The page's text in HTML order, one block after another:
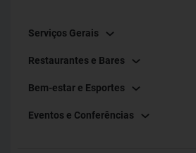
Serviços Gerais
Restaurantes e Bares
Bem-estar e Esportes
Eventos e Conferências